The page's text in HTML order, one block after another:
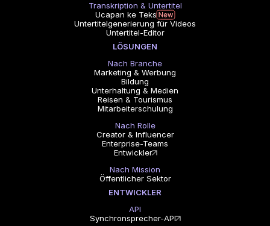
Transkription & Untertitel
Ucapan ke Teks
Untertitelgenerierung für Videos
Untertitel-Editor
LÖSUNGEN
Nach Branche
Marketing & Werbung
Bildung
Unterhaltung & Medien
Reisen & Tourismus
Mitarbeiterschulung
Nach Rolle
Creator & Influencer
Enterprise-Teams
Entwickler
Nach Mission
Öffentlicher Sektor
ENTWICKLER
API
Synchronsprecher-API